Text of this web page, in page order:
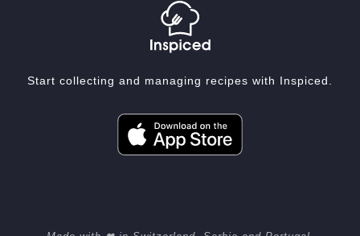
Start collecting and managing recipes with Inspiced.